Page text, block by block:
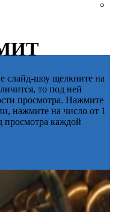
слайд-шоу щелкните на
то под ней
просмотра. Нажмите
нажмите на число от 1
просмотра каждой